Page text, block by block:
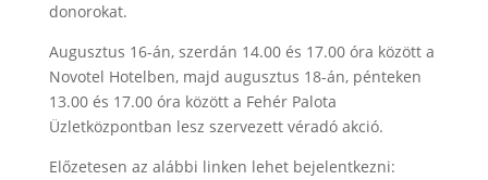
donorokat.
Augusztus 16-án, szerdán 14.00 és 17.00 óra között a
Novotel Hotelben, majd augusztus 18-án, pénteken
13.00 és 17.00 óra között a Fehér Palota
Üzletközpontban lesz szervezett véradó akció.
Előzetesen az alábbi linken lehet bejelentkezni: